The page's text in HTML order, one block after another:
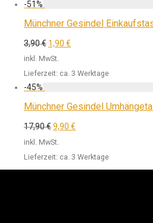
-51%
Münchner Gesindel
3,90€ 1,90 €
inkl. MwSt.
Lieferzeit: ca. 3 Werktage
-45%
Münchner Gesindel
17,90€9,90 €
inkl. MwSt.
Lieferzeit: ca. 3 Werktage